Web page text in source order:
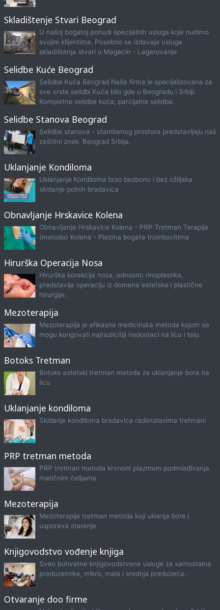
Skladištenje Stvari Beograd
U našoj bogatoj ponudi specijalnih usluga koje nudimo
svojim klijentima. Posebno se izdavaja usluga
skladištenja stvari u Magacin - Lagerovanje
Selidbe Kuće Beograd
Selidbe Kuća Beograd Naša firma je specijalizovana za
sve vrste selidbi Kuća bilo gde u Beogradu i Srbiji.
Kompletne selidbe kuća, parcijalne selidbe.
Selidbe Stanova Beograd
Selidbe stanova - stambenog prostora predstavljaju naš
zaštitni znak. Beograd Srbija.
Uklanjanje Kondiloma
Uklanjanje Kondiloma brzo bezbono i bez ožiljaka
skidanje polnih bradavica
Obnavljanje Hrskavice Kolena
Obnavljanje Hrskavice Kolena - PRP Tretman Terapija
(metoda) Kolena - Plazma bogata trombocitima
Hirurška Operacija Nosa
Hirurška korekcija nosa, odnosno rinoplastika,
predstavlja operaciju iz domena estetske i plastične
hirurgije.
Mezoterapija
Mezoterapija je efikasna medicinska metoda kojom se
mogu korigovati najrazlicitiji nedostaci na licu i telu.
Botoks Tretman
Botoks estetski tretman metoda za uklanjanje bora na
licu
Uklanjanje kondiloma
Skidanje kondiloma bradavica radiotalasima tretmani
PRP tretman metoda
PRP tretman metoda krvnom plazmom podmlađivanja
matičnim ćelijama
Mezoterapija
Mezoterapija tretman metoda koji uklanja bore i
usporava starenje
Knjigovodstvo vođenje knjiga
Sveo buhvatne knjigovodstvene usluge za samostalne
preduzetnike, mikro, mala i srednja preduzeća.
Otvaranje doo firme